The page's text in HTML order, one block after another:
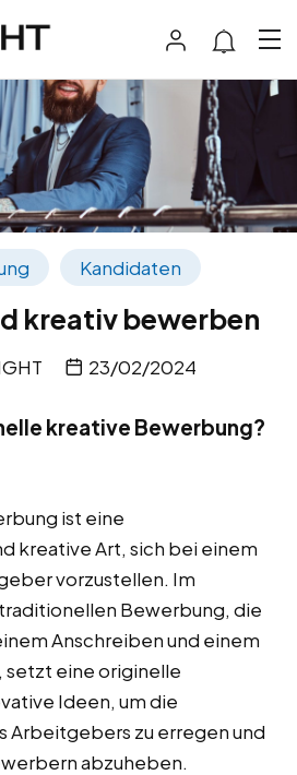
Kandidaten
kreativ bewerben
23/02/2024
kreative Bewerbung?
ist eine
kreative Art, sich bei einem
vorzustellen. Im
Bewerbung, die
Anschreiben und einem
eine originelle
Ideen, um die
Arbeitgebers zu erregen und
abzuheben.